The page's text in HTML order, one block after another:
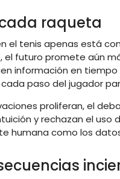
raqueta
el tenis apenas está
el futuro promete aún
información en
paso del jugador
proliferan, el
y rechazan el uso
humana como los